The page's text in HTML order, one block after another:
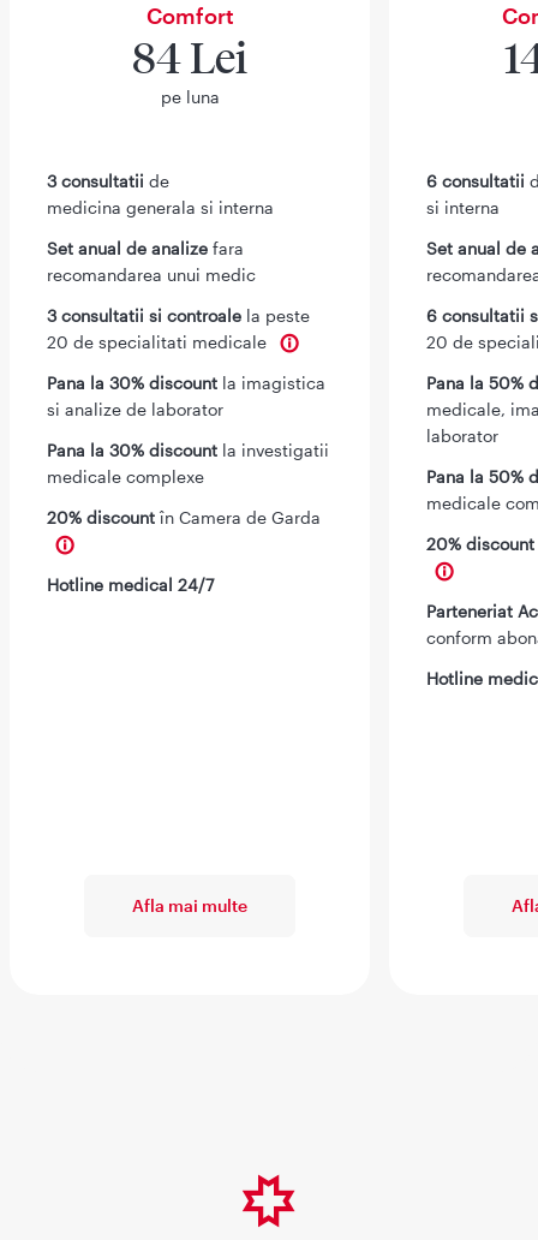
Comfort
84 Lei
pe luna
3 consultatii de
medicina generala si interna
Set anual de analize fara
recomandarea unui medic
3 consultatii si controale la peste
20 de specialitati medicale
Pana la 30% discount la imagistica
si analize de laborator
Pana la 30% discount la investigatii
medicale complexe
20% discount în Camera de Garda
Hotline medical 24/7
Afla mai multe
6 consultatii
si interna
Set anual de
6 consultatii
20 de
Pana la 50%
medicale,
laborator
Pana la 50%
medicale
20%
Parteneriat
conform
Hotline